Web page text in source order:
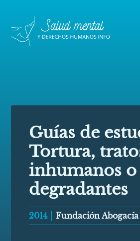
Guías de
Tortura,
inhumanos o
degradantes
2014 Fundación